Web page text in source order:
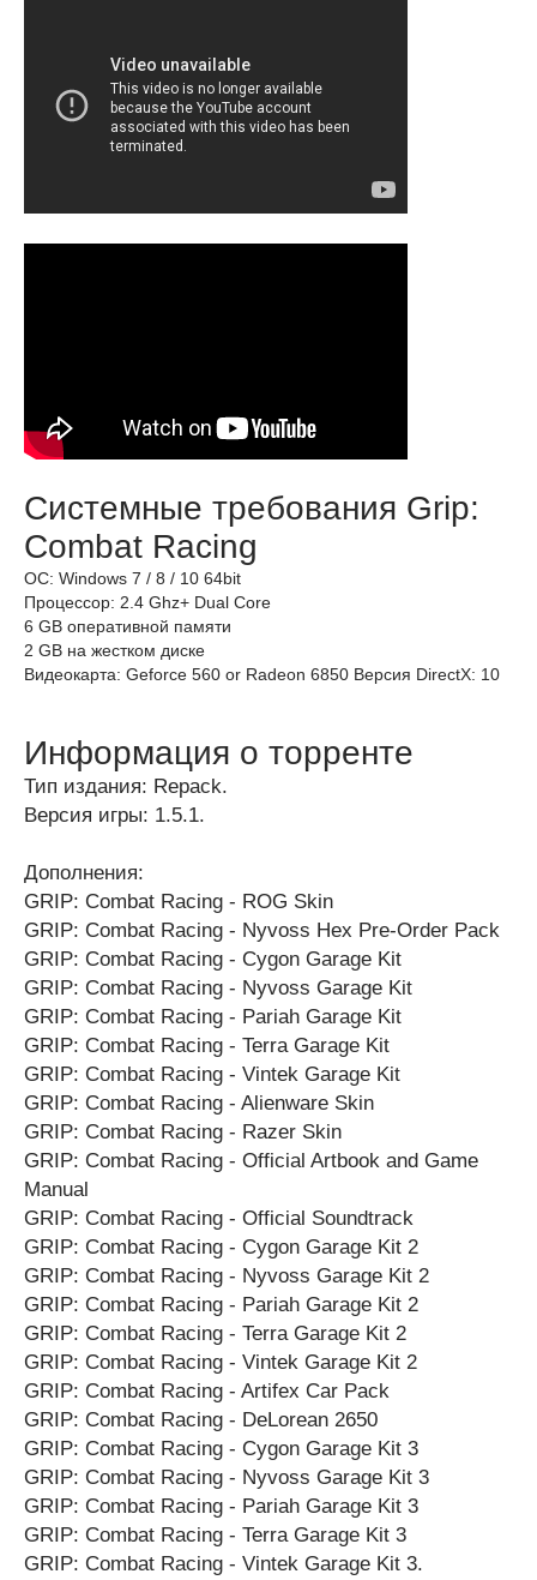
Системные требования Grip:
Combat Racing
ОС: Windows 7 / 8 / 10 64bit
Процессор: 2.4 Ghz+ Dual Core
6 GB оперативной памяти
2 GB на жестком диске
Видеокарта: Geforce 560 or Radeon 6850 Версия DirectX: 10
Информация о торренте
Тип издания: Repack.
Версия игры: 1.5.1.
Дополнения:
GRIP: Combat Racing - ROG Skin
GRIP: Combat Racing - Nyvoss Hex Pre-Order Pack
GRIP: Combat Racing - Cygon Garage Kit
GRIP: Combat Racing - Nyvoss Garage Kit
GRIP: Combat Racing - Pariah Garage Kit
GRIP: Combat Racing - Terra Garage Kit
GRIP: Combat Racing - Vintek Garage Kit
GRIP: Combat Racing - Alienware Skin
GRIP: Combat Racing - Razer Skin
GRIP: Combat Racing - Official Artbook and Game
Manual
GRIP: Combat Racing - Official Soundtrack
GRIP: Combat Racing - Cygon Garage Kit 2
GRIP: Combat Racing - Nyvoss Garage Kit 2
GRIP: Combat Racing - Pariah Garage Kit 2
GRIP: Combat Racing - Terra Garage Kit 2
GRIP: Combat Racing - Vintek Garage Kit 2
GRIP: Combat Racing - Artifex Car Pack
GRIP: Combat Racing - DeLorean 2650
GRIP: Combat Racing - Cygon Garage Kit 3
GRIP: Combat Racing - Nyvoss Garage Kit 3
GRIP: Combat Racing - Pariah Garage Kit 3
GRIP: Combat Racing - Terra Garage Kit 3
GRIP: Combat Racing - Vintek Garage Kit 3.